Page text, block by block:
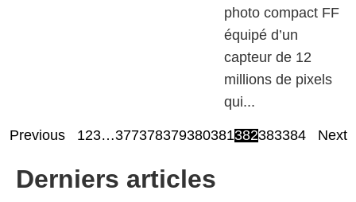
photo compact FF
équipé d’un
capteur de 12
millions de pixels
qui...
Previous 123…377378379380381382383384 Next
Derniers articles